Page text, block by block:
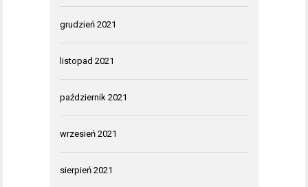
grudzień 2021
listopad 2021
październik 2021
wrzesień 2021
sierpień 2021